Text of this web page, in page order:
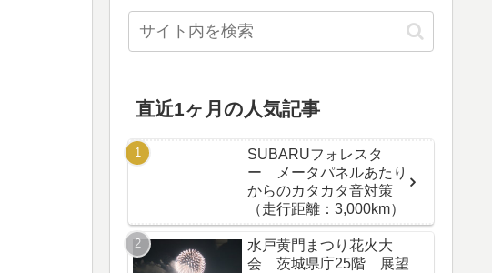
直近1ヶ月の人気記事
SUBARUフォレスタ
ー メータパネルあたり
からのカタカタ音対策
（走行距離：3,000km）
水戸黄門まつり花火大
会 茨城県庁25階 展望